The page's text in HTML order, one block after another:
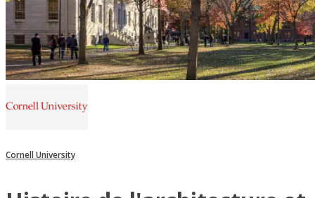
Cornell University